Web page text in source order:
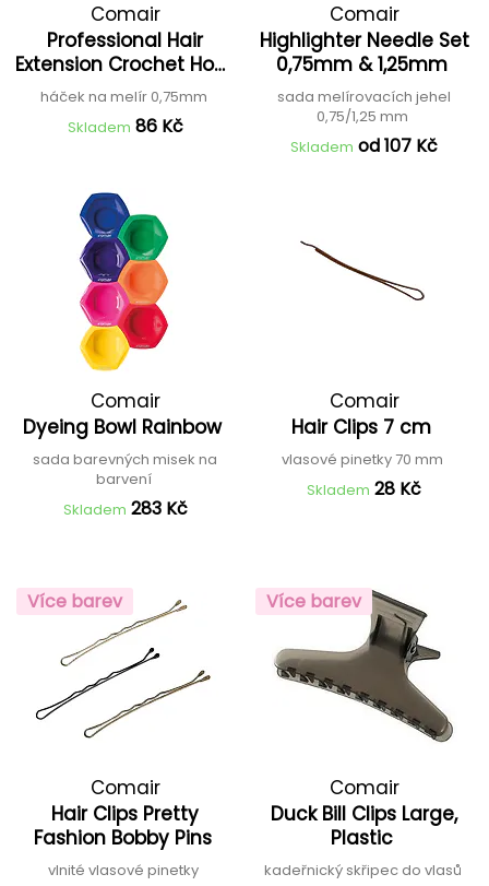
Comair
Professional Hair
Extension Crochet Hook
0.75 mm
háček na melír 0,75mm
Skladem 86 Kč
Comair
Highlighter Needle Set
0,75mm & 1,25mm
sada melírovacích jehel
0,75/1,25 mm
Skladem od 107 Kč
Comair
Dyeing Bowl Rainbow
sada barevných misek na
barvení
Skladem 283 Kč
Comair
Hair Clips 7 cm
vlasové pinetky 70 mm
Skladem 28 Kč
Více barev
Comair
Hair Clips Pretty
Fashion Bobby Pins
vlnité vlasové pinetky
Více barev
Comair
Duck Bill Clips Large,
Plastic
kadeřnický skřipec do vlasů